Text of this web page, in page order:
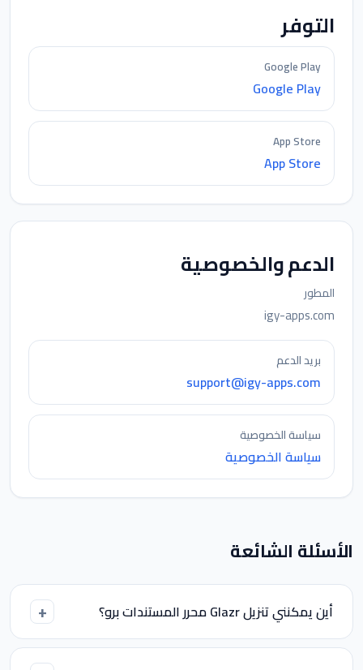
التوفر
Google Play
Google Play
App Store
App Store
الدعم والخصوصية
المطور
igy-apps.com
بريد الدعم
support@igy-apps.com
سياسة الخصوصية
سياسة الخصوصية
الأسئلة الشائعة
أين يمكنني تنزيل Glazr محرر المستندات برو؟